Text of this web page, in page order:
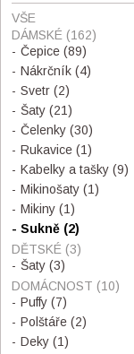
VŠE
DÁMSKÉ (162)
Čepice (89)
Nákrčník (4)
Svetr (2)
Šaty (21)
Čelenky (30)
Rukavice (1)
Kabelky a tašky (9)
Mikinošaty (1)
Mikiny (1)
Sukně (2)
DĚTSKÉ (3)
Šaty (3)
DOMÁCNOST (10)
Puffy (7)
Polštáře (2)
Deky (1)